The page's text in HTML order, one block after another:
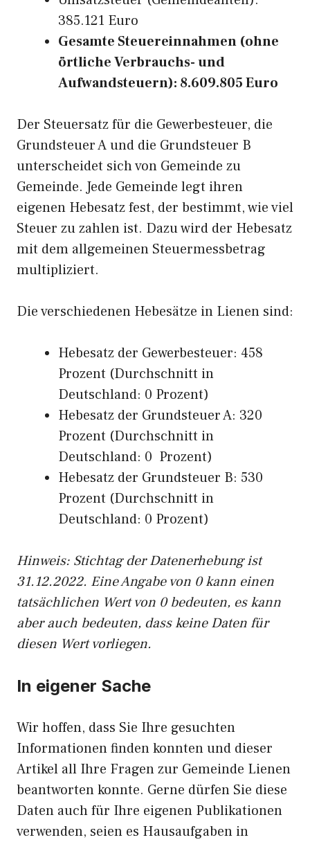
385.121 Euro
Gesamte Steuereinnahmen (ohne
örtliche Verbrauchs- und
Aufwandsteuern): 8.609.805 Euro
Der Steuersatz für die Gewerbesteuer, die
Grundsteuer A und die Grundsteuer B
unterscheidet sich von Gemeinde zu
Gemeinde. Jede Gemeinde legt ihren
eigenen Hebesatz fest, der bestimmt, wie viel
Steuer zu zahlen ist. Dazu wird der Hebesatz
mit dem allgemeinen Steuermessbetrag
multipliziert.
Die verschiedenen Hebesätze in Lienen sind:
Hebesatz der Gewerbesteuer: 458
Prozent (Durchschnitt in
Deutschland: 0 Prozent)
Hebesatz der Grundsteuer A: 320
Prozent (Durchschnitt in
Deutschland: 0 Prozent)
Hebesatz der Grundsteuer B: 530
Prozent (Durchschnitt in
Deutschland: 0 Prozent)
Hinweis: Stichtag der Datenerhebung ist
31.12.2022. Eine Angabe von 0 kann einen
tatsächlichen Wert von 0 bedeuten, es kann
aber auch bedeuten, dass keine Daten für
diesen Wert vorliegen.
In eigener Sache
Wir hoffen, dass Sie Ihre gesuchten
Informationen finden konnten und dieser
Artikel all Ihre Fragen zur Gemeinde Lienen
beantworten konnte. Gerne dürfen Sie diese
Daten auch für Ihre eigenen Publikationen
verwenden, seien es Hausaufgaben in